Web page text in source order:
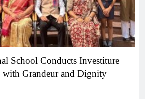
School Conducts Investiture
with Grandeur and Dignity